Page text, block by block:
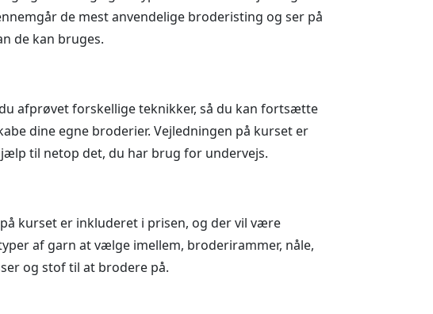
de mest anvendelige broderisting og ser på
de kan bruges.
afprøvet forskellige teknikker, så du kan fortsætte
dine egne broderier. Vejledningen på kurset er
til netop det, du har brug for undervejs.
kurset er inkluderet i prisen, og der vil være
af garn at vælge imellem, broderirammer, nåle,
og stof til at brodere på.